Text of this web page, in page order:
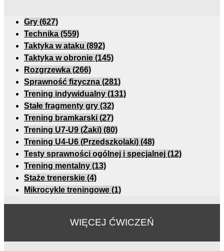
Gry (627)
Technika (559)
Taktyka w ataku (892)
Taktyka w obronie (145)
Rozgrzewka (266)
Sprawność fizyczna (281)
Trening indywidualny (131)
Stałe fragmenty gry (32)
Trening bramkarski (27)
Trening U7-U9 (Żaki) (80)
Trening U4-U6 (Przedszkolaki) (48)
Testy sprawności ogólnej i specjalnej (12)
Trening mentalny (13)
Staże trenerskie (4)
Mikrocykle treningowe (1)
WIĘCEJ ĆWICZEŃ